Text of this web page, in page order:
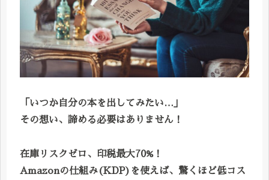
「いつか自分の本を出してみたい…」
その想い、諦める必要はありません！
在庫リスクゼロ、印税最大70%！
Amazonの仕組み(KDP)を使えば、驚くほど低コス